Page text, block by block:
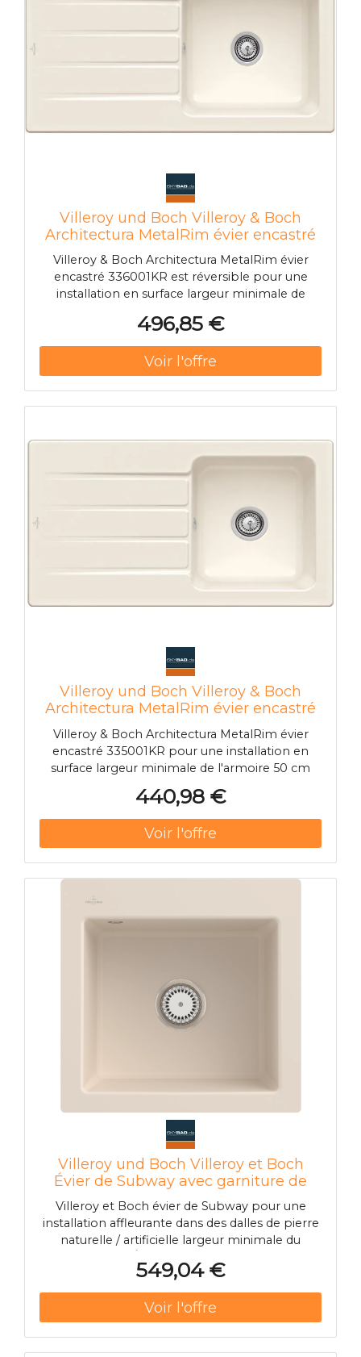
Villeroy und Boch Villeroy & Boch
Architectura MetalRim évier encastré
336001KR avec jeu de déchets et
fonctionnement manuel, crema
Villeroy & Boch Architectura MetalRim évier
encastré 336001KR est réversible pour une
installation en surface largeur minimale de
496,85 €
Villeroy und Boch Villeroy & Boch
Architectura MetalRim évier encastré
335001KR avec jeu de déchets et
fonctionnement manuel, crema
Villeroy & Boch Architectura MetalRim évier
encastré 335001KR pour une installation en
surface largeur minimale de l'armoire 50 cm
440,98 €
Villeroy und Boch Villeroy et Boch
Évier de Subway avec garniture de
vidage et commande manuelle, Ivoire
Villeroy et Boch évier de Subway pour une
installation affleurante dans des dalles de pierre
naturelle / artificielle largeur minimale du
d'au moins 3 cm Les 2000 vapeur GN match2/3
et GN 2/3 peuvent être utilisés avec un panier
grillagé
549,04 €